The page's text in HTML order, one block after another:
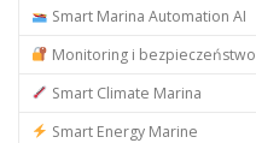
Smart Marina Automation AI
Monitoring i bezpieczeństwo
Smart Climate Marina
Smart Energy Marine